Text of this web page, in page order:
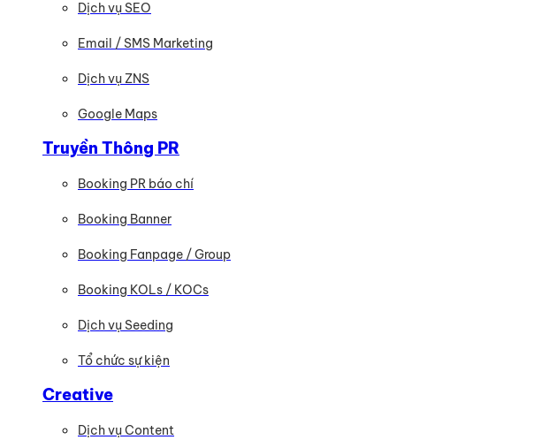
Dịch vụ SEO
Email / SMS Marketing
Dịch vụ ZNS
Google Maps
Truyền Thông PR
Booking PR báo chí
Booking Banner
Booking Fanpage / Group
Booking KOLs / KOCs
Dịch vụ Seeding
Tổ chức sự kiện
Creative
Dịch vụ Content